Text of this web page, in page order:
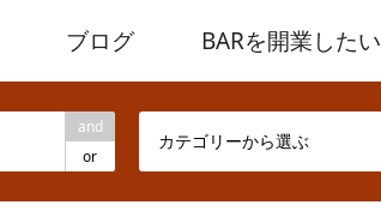
ブログ BARを開業したい
and
or
カテゴリーから選ぶ